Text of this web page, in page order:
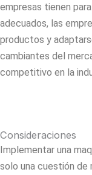
empresas tienen
adecuados, las
productos y
cambiantes del
competitivo en la
Consideraciones
Implementar una
solo una cuestión de